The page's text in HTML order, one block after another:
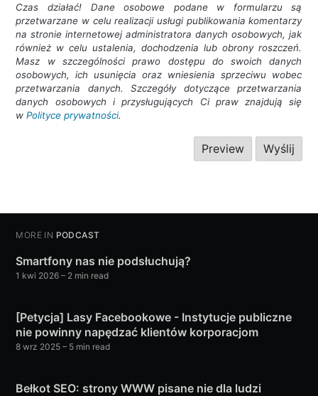
Czas działać! Dane osobowe podane w formularzu są
przetwarzane w celu realizacji usługi publikowania komentarzy
na stronie internetowej administratora danych osobowych, jak
również w celu ustalenia, dochodzenia lub obrony roszczeń.
Masz w szczególności prawo dostępu do swoich danych
osobowych, ich usunięcia oraz wniesienia sprzeciwu wobec
przetwarzania danych. Szczegóły dotyczące przetwarzania
danych osobowych i przysługujących Ci praw znajdują się
wPolityce prywatności.
MORE IN PODCAST
Smartfony nas nie podsłuchują?
1 kwi 2026 – 2 min read
[Petycja] Lasy Facebookowe - Instytucje publiczne
nie powinny napędzać klientów korporacjom
8 wrz 2025 – 5 min read
Bełkot SEO: strony WWW pisane nie dla ludzi